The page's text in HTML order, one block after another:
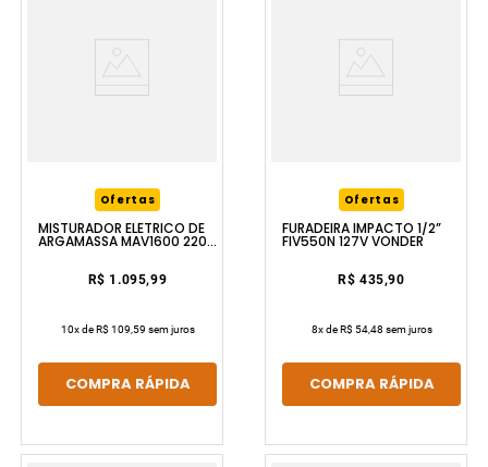
Ofertas
MISTURADOR ELÉTRICO DE
ARGAMASSA MAV1600 220V
R$ 1.095,99
10x deR$ 109,59 sem juros
COMPRA RÁPIDA
Ofertas
FURADEIRA IMPACTO 1/2”
FIV550N 127V VONDER
R$ 435,90
8x deR$ 54,48 sem juros
COMPRA RÁPIDA